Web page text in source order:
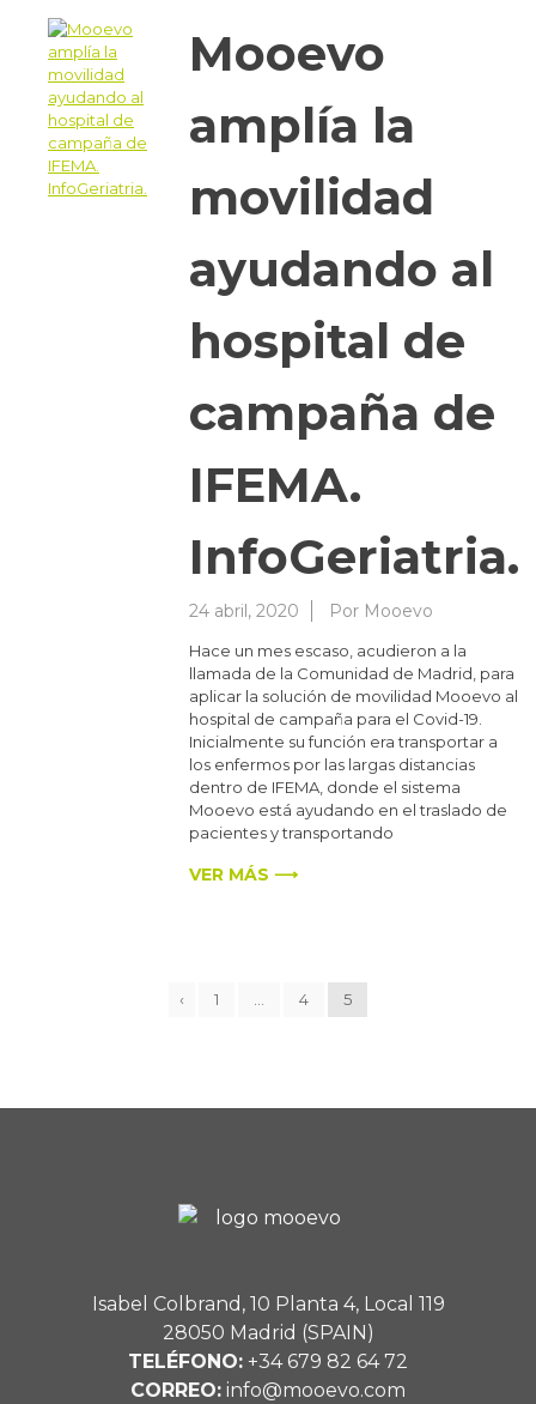
Mooevo
amplía la
movilidad
ayudando al
hospital de
campaña de
IFEMA.
InfoGeriatria.
24 abril, 2020 Por Mooevo
Hace un mes escaso, acudieron a la
llamada de la Comunidad de Madrid, para
aplicar la solución de movilidad Mooevo al
hospital de campaña para el Covid-19.
Inicialmente su función era transportar a
los enfermos por las largas distancias
dentro de IFEMA, donde el sistema
Mooevo está ayudando en el traslado de
pacientes y transportando
VER MÁS ⟶
‹ 1 … 4 5
Isabel Colbrand, 10 Planta 4, Local 119
28050 Madrid (SPAIN)
TELÉFONO: +34 679 82 64 72
CORREO: info@mooevo.com